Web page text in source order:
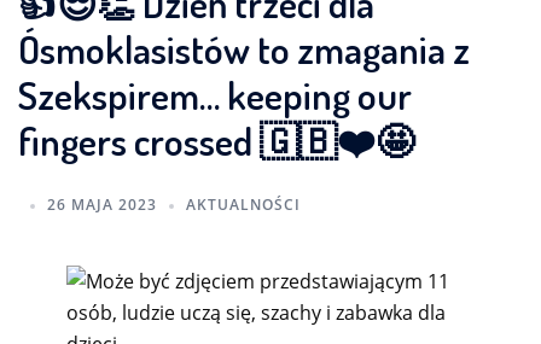
Ósmoklasistów to zmagania z
Szekspirem… keeping our
fingers crossed 🇬🇧❤️🤩
26 MAJA 2023 AKTUALNOŚCI